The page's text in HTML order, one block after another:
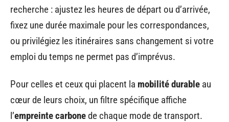
recherche : ajustez les heures de départ ou d’arrivée,
fixez une durée maximale pour les correspondances,
ou privilégiez les itinéraires sans changement si votre
emploi du temps ne permet pas d’imprévus.
Pour celles et ceux qui placent la mobilité durable au
cœur de leurs choix, un filtre spécifique affiche
l’empreinte carbonede chaque mode de transport.